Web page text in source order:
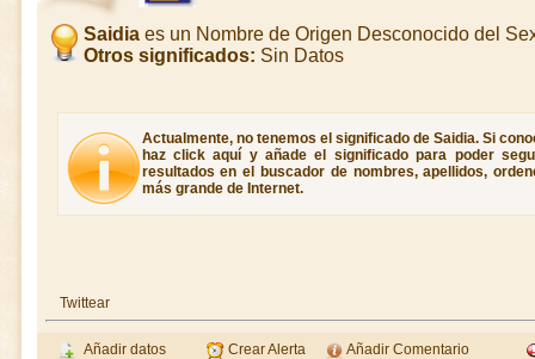
Saidiaes un Nombre de Origen Desconocido del
Otros significados: Sin Datos
Actualmente, no tenemos el significado de Saidia. Si
haz click aquí y añade el significado para poder
resultados en el buscador de nombres, apellidos,
más grande de Internet.
Twittear
Añadir datos Crear Alerta Añadir Comentario